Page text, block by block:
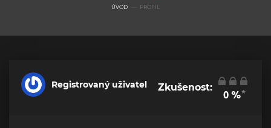
ÚVOD PROFIL
Registrovaný uživatel Zkušenost:
0%*